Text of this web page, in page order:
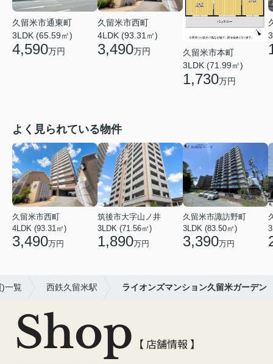
久留米市通東町
3LDK (65.59㎡)
4,590万円
久留米市西町
4LDK (93.31㎡)
3,490万円
久留米市本町
3LDK (71.99㎡)
1,730万円
よく見られている物件
久留米市西町
4LDK (93.31㎡)
3,490万円
筑後市大字山ノ井
3LDK (71.56㎡)
1,890万円
久留米市諏訪野町
3LDK (83.50㎡)
3,390万円
)一覧 西鉄久留米駅 ライオンズマンション久留米ガーデン
Shop 【 店舗情報 】